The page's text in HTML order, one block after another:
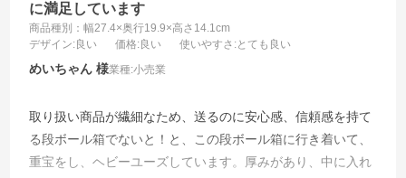
に満足しています
商品種別：幅27.4×奥行19.9×高さ14.1cm
デザイン:良い 価格:良い 使いやすさ :とても良い
めいちゃん 業種:小売業
取り扱い商品が繊細なため、送るのに安心感、信頼感を持て
る段ボール箱でないと！と、この段ボール箱に行き着いて、
重宝をし、ヘビーユーズしています。厚みがあり、中に入れ